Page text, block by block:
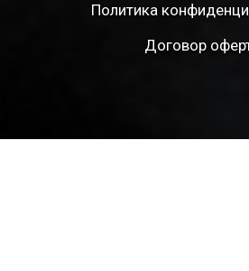
Политика
Договор